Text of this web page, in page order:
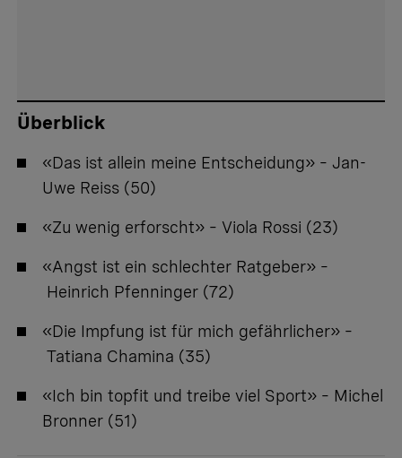
Überblick
«Das ist allein meine Entscheidung» – Jan-
Uwe Reiss (50)
«Zu wenig erforscht» – Viola Rossi (23)
«Angst ist ein schlechter Ratgeber» –
Heinrich Pfenninger (72)
«Die Impfung ist für mich gefährlicher» –
Tatiana Chamina (35)
«Ich bin topfit und treibe viel Sport» – Michel
Bronner (51)